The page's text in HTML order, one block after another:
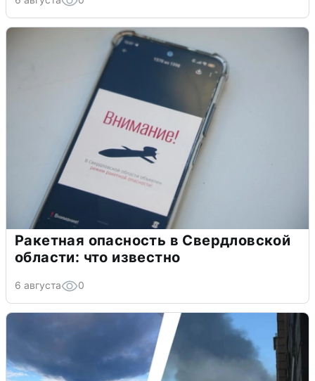
Ракетная опасность в Свердловской
области: что известно
6 августа 0